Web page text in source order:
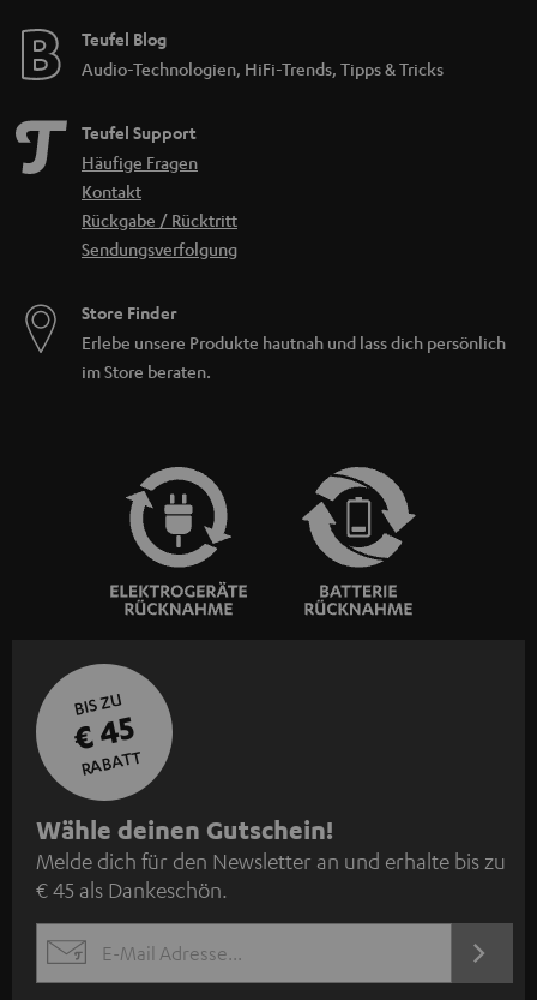
Teufel Blog
Audio-Technologien, HiFi-Trends, Tipps & Tricks
Teufel Support
Häufige Fragen
Kontakt
Rückgabe / Rücktritt
Sendungsverfolgung
Store Finder
Erlebe unsere Produkte hautnah und lass dich persönlich
im Store beraten.
BIS ZU
€ 45
RABATT
N
e
w
s
l
Wähle deinen Gutschein!
Melde dich für den Newsletter an und erhalte bis zu
€ 45 als Dankeschön.
EMAIL
JETZT